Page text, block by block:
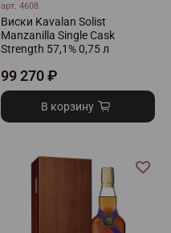
арт.4608
Виски Kavalan Solist
Manzanilla Single Cask
Strength 57,1% 0,75 л
99 270 ₽
В корзину